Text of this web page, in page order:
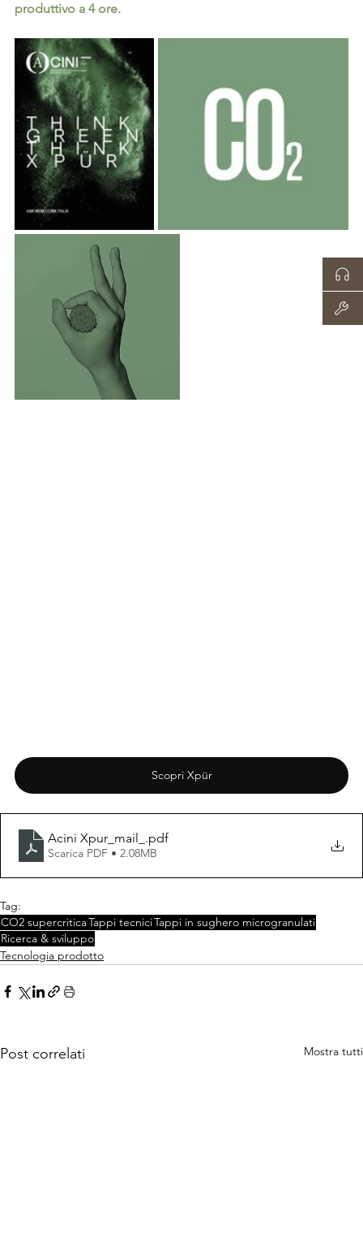
produttivo a 4 ore.
Scopri Xpür
Acini Xpur_mail_ .pdf
Scarica PDF • 2.08MB
Tag:
CO2 supercriticaTappi tecniciTappi in sughero microgranulati
Ricerca & sviluppo
Tecnologia prodotto
Post correlati Mostra tutti